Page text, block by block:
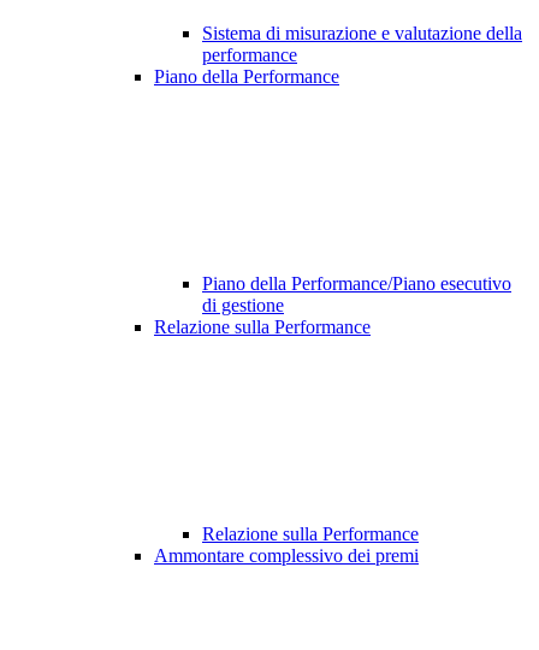
Sistema di misurazione e valutazione della
performance
Piano della Performance
Piano della Performance/Piano esecutivo
di gestione
Relazione sulla Performance
Relazione sulla Performance
Ammontare complessivo dei premi